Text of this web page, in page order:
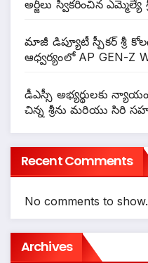
అర్జీలు స్వీకరించిన
మాజీ డిప్యూటీ స్పీకర్ శ్రీ
ఆధ్వర్యంలో AP GEN-Z
డీఎస్సీ అభ్యర్థులకు
చిన్న శ్రీను మరియు సిరి
Recent Comments
No comments to show.
Archives